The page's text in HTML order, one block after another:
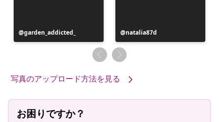
投
稿
garden_addicted_
投
稿
者
natalia87d
写真のアップロード方法を見る
お困りですか？